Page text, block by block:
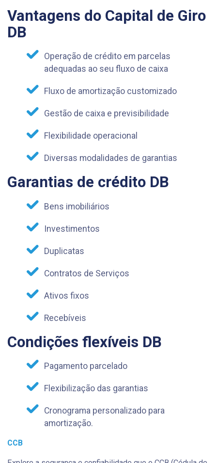
Vantagens do Capital de Giro
DB
Operação de crédito em parcelas
adequadas ao seu fluxo de caixa
Fluxo de amortização customizado
Gestão de caixa e previsibilidade
Flexibilidade operacional
Diversas modalidades de garantias
Garantias de crédito DB
Bens imobiliários
Investimentos
Duplicatas
Contratos de Serviços
Ativos fixos
Recebíveis
Condições flexíveis DB
Pagamento parcelado
Flexibilização das garantias
Cronograma personalizado para
amortização.
CCB